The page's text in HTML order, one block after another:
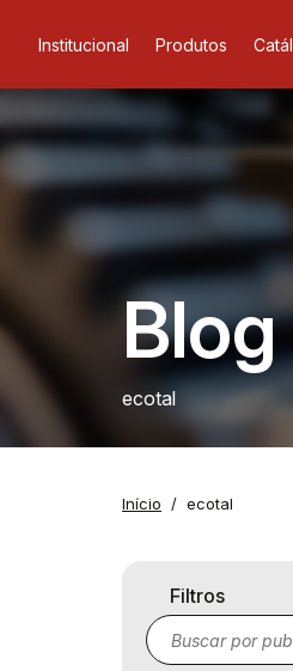
Institucional Produtos
Blog
ecotal
Início ecotal
Filtros